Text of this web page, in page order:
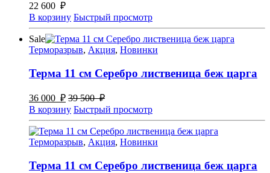
22 600 ₽
В корзину Быстрый просмотр
Sale
Терморазрыв, Акция, Новинки
Терма 11 см Серебро лиственица беж царга
36 000 ₽ 39 500 ₽
В корзину Быстрый просмотр
Терморазрыв, Акция, Новинки
Терма 11 см Серебро лиственица беж царга